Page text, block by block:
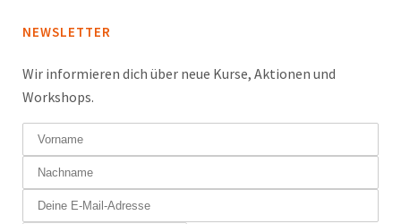
NEWSLETTER
Wir informieren dich über neue Kurse, Aktionen und
Workshops.